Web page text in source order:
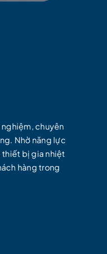
nghiệm, chuyên
Nhờ năng lực
thiết bị gia nhiệt
hàng trong